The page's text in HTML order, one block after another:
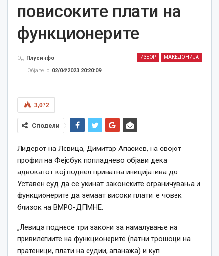
повисоките плати на
функционерите
ИЗБОР МАКЕДОНИЈА
Од Плусинфо
Објавено 02/04/2023 20:20:09
3,072
Сподели
Лидерот на Левица, Димитар Апасиев, на својот
профил на Фејсбук попладнево објави дека
адвокатот кој поднел приватна иницијатива до
Уставен суд да се укинат законските ограничувања и
функционерите да земаат високи плати, е човек
близок на ВМРО-ДПМНЕ.
„Левица поднесе три закони за намалување на
привилегиите на функционерите (патни трошоци на
пратеници, плати на судии, апанажа) и куп